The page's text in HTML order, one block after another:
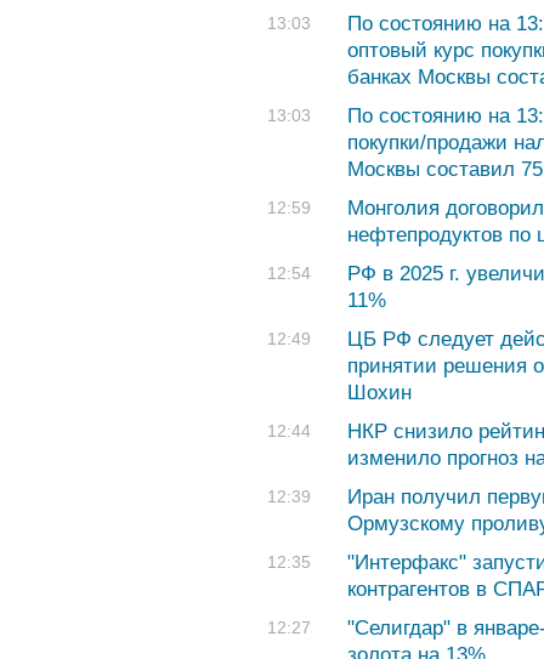
13:03
По состоянию на
оптовый курс
банках Москвы
13:03
По состоянию на
покупки/продажи
Москвы составил
12:59
Монголия
нефтепродуктов по
12:54
РФ в 2025 г.
11%
12:49
ЦБ РФ следует
принятии решения
Шохин
12:44
НКР снизило
изменило прогноз
12:39
Иран получил
Ормузскому
12:35
"Интерфакс"
контрагентов в
12:27
"Селигдар" в